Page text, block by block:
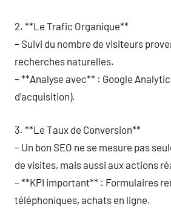
2. **Le Trafic Organique**
– Suivi du nombre de visiteurs
recherches naturelles.
– **Analyse avec** : Google
d’acquisition).
3. **Le Taux de Conversion**
– Un bon SEO ne se mesure pas
de visites, mais aussi aux actions
– **KPI important** : Formulaires
téléphoniques, achats en ligne.